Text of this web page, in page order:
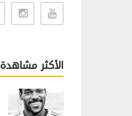
الأكثر مشاهدة